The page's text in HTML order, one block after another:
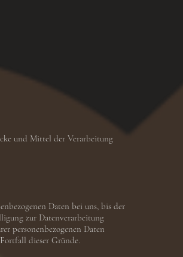
und Mittel der Verarbeitung
Daten bei uns, bis der
zur Datenverarbeitung
personenbezogenen Daten
dieser Gründe.